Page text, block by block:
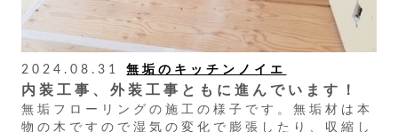
2024.08.31 無垢のキッチンノイエ
内装工事、外装工事ともに進んでいます！
無垢フローリングの施工の様子です。無垢材は本
物の木ですので湿気の変化で膨張したり、収縮し